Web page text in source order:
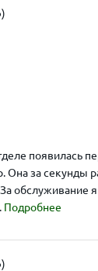
появилась
Она за секунды
обслуживание
Подробнее